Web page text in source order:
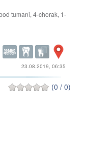
tumani, 4-chorak, 1-
23.08.2019, 06:35
(0 / 0)